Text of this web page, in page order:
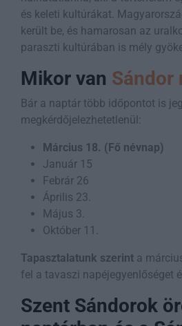
és keleti kultúrákat.
került be, és hamarosan az
paraszti kultúrában is mély
Mikor van Sándor
Bár a naptár több időpontot is
megkérdőjelezhetetlenül:
Március 18. (Fő névnap)
Január 15
Febrár 26
Április 23.
Május 3.
Október 11.
Tapasztalatunk szerint a
fel a tavaszi napéjegyenlőséget
Szent Sándorok